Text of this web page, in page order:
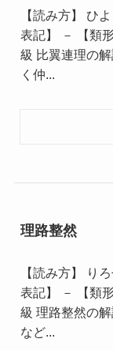
【読み方】 ひ
表記】 － 【類
級 比翼連理の
く仲...
理路整然
【読み方】 り
表記】 － 【類
級 理路整然の
など...